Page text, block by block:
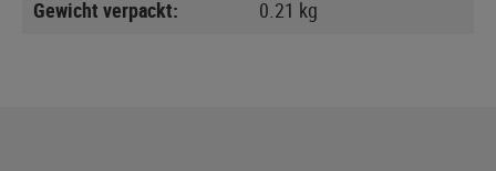
Gewicht verpackt: 0.21 kg